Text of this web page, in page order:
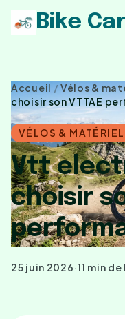
Bike
Accueil /Vélos &
choisir son VTTAE
VÉLOS & MATÉRIEL
Vtt
choisir
25 juin 2026·11 min